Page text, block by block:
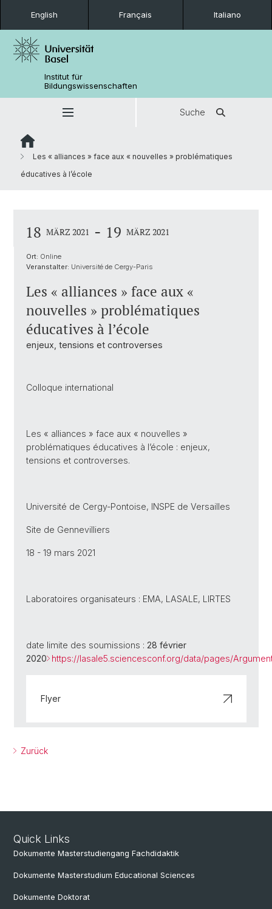
English Français Italiano
Institut für
Bildungswissenschaften
Suche
Les « alliances » face aux « nouvelles » problématiques
éducatives à l’école
18 MÄRZ 2021 - 19 MÄRZ 2021
Ort: Online
Veranstalter: Université de Cergy-Paris
Les « alliances » face aux «
nouvelles » problématiques
éducatives à l’école
enjeux, tensions et controverses
Colloque international
Les « alliances » face aux « nouvelles »
problématiques éducatives à l’école : enjeux,
tensions et controverses.
Université de Cergy-Pontoise, INSPE de Versailles
Site de Gennevilliers
18 - 19 mars 2021
Laboratoires organisateurs : EMA, LASALE, LIRTES
date limite des soumissions : 28 février
2020 https://lasale5.sciencesconf.org/data/pages/
Flyer
Zurück
Quick Links
Dokumente Masterstudiengang Fachdidaktik
Dokumente Masterstudium Educational Sciences
Dokumente Doktorat